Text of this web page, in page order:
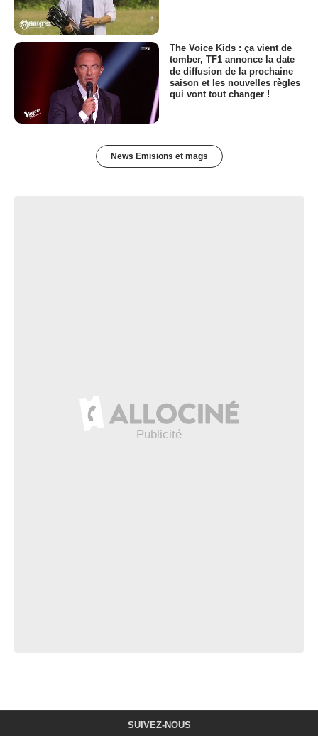
The Voice Kids : ça vient de
tomber, TF1 annonce la date
de diffusion de la prochaine
saison et les nouvelles règles
qui vont tout changer !
News Emisions et mags
SUIVEZ-NOUS